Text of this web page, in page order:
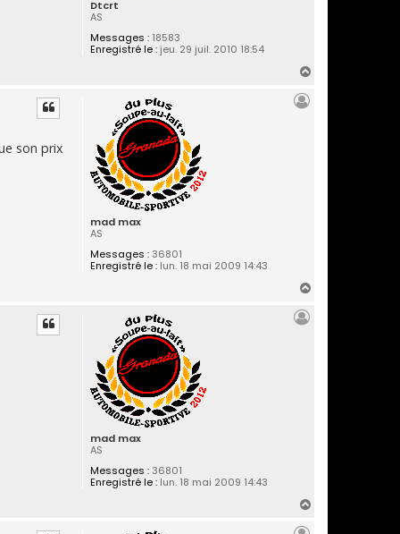
Dtcrt
AS
Messages :18583
Enregistré le :jeu. 29 juil. 2010 18:54
mad max
AS
Messages :36801
Enregistré le :lun. 18 mai 2009 14:43
son prix
mad max
AS
Messages :36801
Enregistré le :lun. 18 mai 2009 14:43